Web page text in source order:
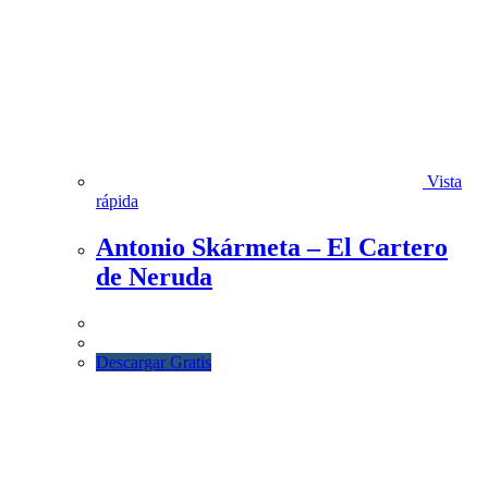
Vista
rápida
Antonio Skármeta – El Cartero
de Neruda
Descargar Gratis